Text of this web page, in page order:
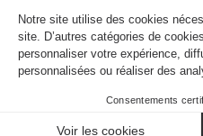
Marchand approuvé par la Société
vérifier .
Site réalisé par Kiwik -